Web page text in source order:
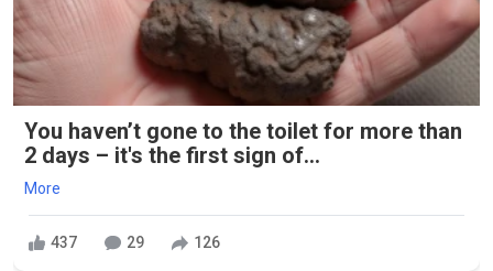
You haven’t gone to the toilet for more than
2 days – it's the first sign of...
More
437 29 126